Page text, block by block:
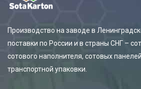
Производство на заводе в
поставки по России и в страны СНГ –
сотового наполнителя, сотовых
транспортной упаковки.